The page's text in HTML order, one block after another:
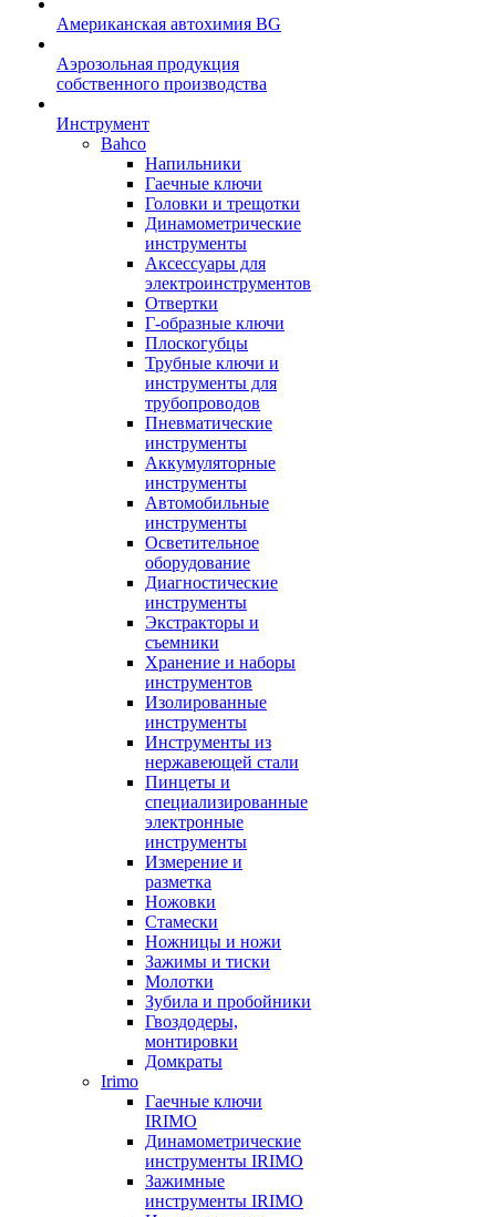
Американская автохимия BG
Аэрозольная продукция
собственного производства
Инструмент
Bahco
Напильники
Гаечные ключи
Головки и трещотки
Динамометрические
инструменты
Аксессуары для
электроинструментов
Отвертки
Г-образные ключи
Плоскогубцы
Трубные ключи и
инструменты для
трубопроводов
Пневматические
инструменты
Аккумуляторные
инструменты
Автомобильные
инструменты
Осветительное
оборудование
Диагностические
инструменты
Экстракторы и
съемники
Хранение и наборы
инструментов
Изолированные
инструменты
Инструменты из
нержавеющей стали
Пинцеты и
специализированные
электронные
инструменты
Измерение и
разметка
Ножовки
Стамески
Ножницы и ножи
Зажимы и тиски
Молотки
Зубила и пробойники
Гвоздодеры,
монтировки
Домкраты
Irimo
Гаечные ключи
IRIMO
Динамометрические
инструменты IRIMO
Зажимные
инструменты IRIMO